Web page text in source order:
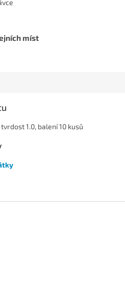
míst
1.0, balení 10 kusů